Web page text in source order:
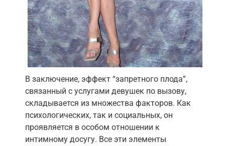
В заключение, эффект “запретного плода”,
связанный с услугами девушек по вызову,
складывается из множества факторов. Как
психологических, так и социальных, он
проявляется в особом отношении к
интимному досугу. Все эти элементы